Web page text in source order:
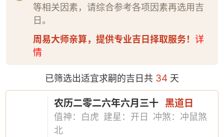
等相关因素，请综合参考各项因素再选用吉
日。
周易大师亲算，提供专业吉日择取服务！ 详
情
已筛选出适宜求嗣的吉日共 34 天
农历二零二六年六月三十 黑道日
值神：白虎 建星：开日
冲煞：冲鼠煞
北